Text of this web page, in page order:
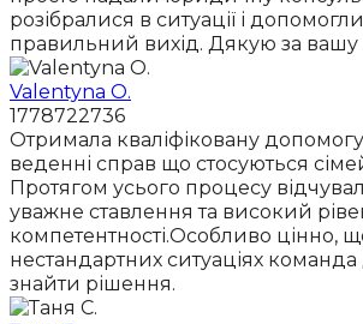
розібралися в ситуації і
правильний вихід. Дякую за вашу
Valentyna O.
1778722736
Отримала кваліфіковану допомогу
веденні справ що стосуються
Протягом усього процесу
уважне ставлення та високий
компетентності.Особливо цінно,
нестандартних ситуаціях
знайти рішення.